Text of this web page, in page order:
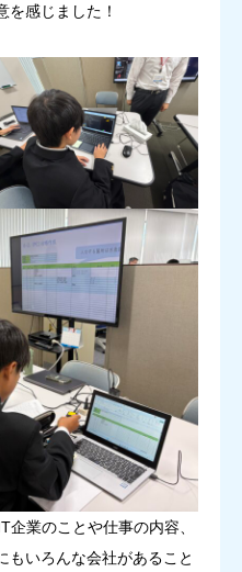
を感じました！
業のことや仕事の内容、
もいろんな会社があること